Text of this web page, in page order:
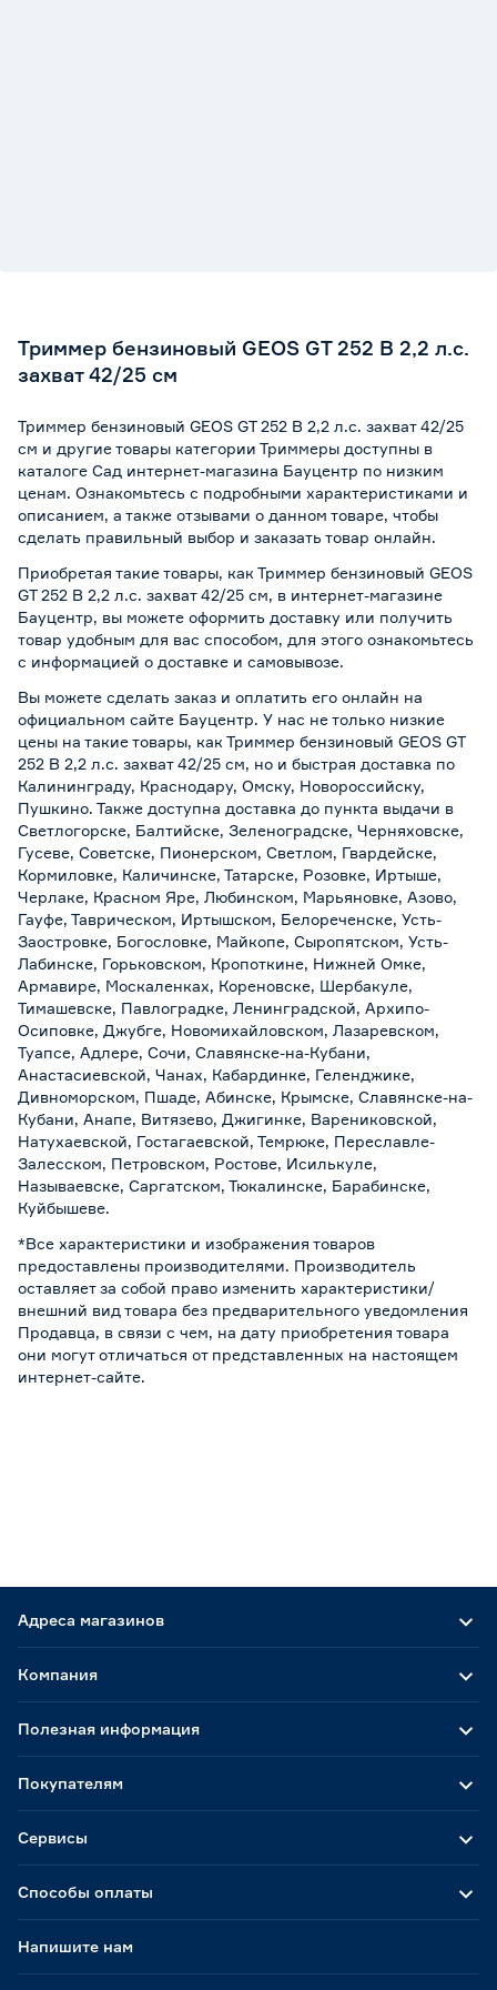
Триммер бензиновый GEOS GT 252 B 2,2 л.с.
захват 42/25 см
Триммер бензиновый GEOS GT 252 B 2,2 л.с. захват 42/25
см и другие товары категории Триммеры доступны в
каталоге Сад интернет-магазина Бауцентр по низким
ценам. Ознакомьтесь с подробными характеристиками и
описанием, а также отзывами о данном товаре, чтобы
сделать правильный выбор и заказать товар онлайн.
Приобретая такие товары, как Триммер бензиновый GEOS
GT 252 B 2,2 л.с. захват 42/25 см, в интернет-магазине
Бауцентр, вы можете оформить доставку или получить
товар удобным для вас способом, для этого ознакомьтесь
с информацией о доставке и самовывозе.
Вы можете сделать заказ и оплатить его онлайн на
официальном сайте Бауцентр. У нас не только низкие
цены на такие товары, как Триммер бензиновый GEOS GT
252 B 2,2 л.с. захват 42/25 см, но и быстрая доставка по
Калининграду, Краснодару, Омску, Новороссийску,
Пушкино. Также доступна доставка до пункта выдачи в
Светлогорске, Балтийске, Зеленоградске, Черняховске,
Гусеве, Советске, Пионерском, Светлом, Гвардейске,
Кормиловке, Каличинске, Татарске, Розовке, Иртыше,
Черлаке, Красном Яре, Любинском, Марьяновке, Азово,
Гауфе, Таврическом, Иртышском, Белореченске, Усть-
Заостровке, Богословке, Майкопе, Сыропятском, Усть-
Лабинске, Горьковском, Кропоткине, Нижней Омке,
Армавире, Москаленках, Кореновске, Шербакуле,
Тимашевске, Павлоградке, Ленинградской, Архипо-
Осиповке, Джубге, Новомихайловском, Лазаревском,
Туапсе, Адлере, Сочи, Славянске-на-Кубани,
Анастасиевской, Чанах, Кабардинке, Геленджике,
Дивноморском, Пшаде, Абинске, Крымске, Славянске-на-
Кубани, Анапе, Витязево, Джигинке, Варениковской,
Натухаевской, Гостагаевской, Темрюке, Переславле-
Залесском, Петровском, Ростове, Исилькуле,
Называевске, Саргатском, Тюкалинске, Барабинске,
Куйбышеве.
*Все характеристики и изображения товаров
предоставлены производителями. Производитель
оставляет за собой право изменить характеристики/
внешний вид товара без предварительного уведомления
Продавца, в связи с чем, на дату приобретения товара
они могут отличаться от представленных на настоящем
интернет-сайте.
Адреса магазинов
Способы оплаты
Компания
Полезная информация
Покупателям
Сервисы
Напишите нам